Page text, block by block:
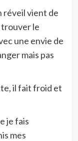
réveil vient de
trouver le
une envie de
mais pas
il fait froid et
je fais
mes